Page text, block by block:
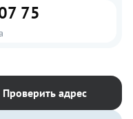
75
Проверить адрес